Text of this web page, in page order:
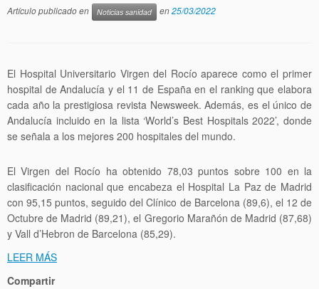
Artículo publicado en Noticias sanidad en25/03/2022
El Hospital Universitario Virgen del Rocío aparece como el primer
hospital de Andalucía y el 11 de España en el ranking que elabora
cada año la prestigiosa revista Newsweek. Además, es el único de
Andalucía incluido en la lista ‘World’s Best Hospitals 2022’, donde
se señala a los mejores 200 hospitales del mundo.
El Virgen del Rocío ha obtenido 78,03 puntos sobre 100 en la
clasificación nacional que encabeza el Hospital La Paz de Madrid
con 95,15 puntos, seguido del Clínico de Barcelona (89,6), el 12 de
Octubre de Madrid (89,21), el Gregorio Marañón de Madrid (87,68)
y Vall d’Hebron de Barcelona (85,29).
LEER MÁS
Compartir